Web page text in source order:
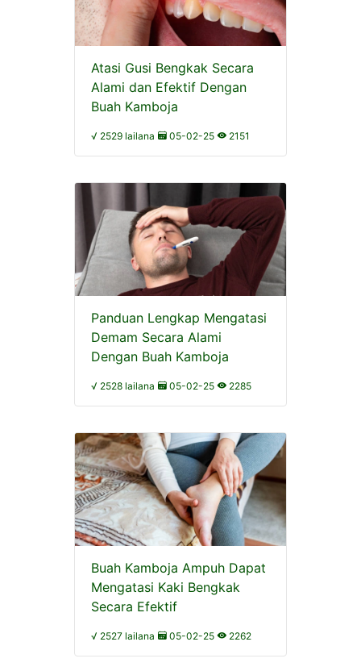
Atasi Gusi Bengkak Secara
Alami dan Efektif Dengan
Buah Kamboja
√ 2529 lailana 05-02-25 2151
Panduan Lengkap Mengatasi
Demam Secara Alami
Dengan Buah Kamboja
√ 2528 lailana 05-02-25 2285
Buah Kamboja Ampuh Dapat
Mengatasi Kaki Bengkak
Secara Efektif
√ 2527 lailana 05-02-25 2262